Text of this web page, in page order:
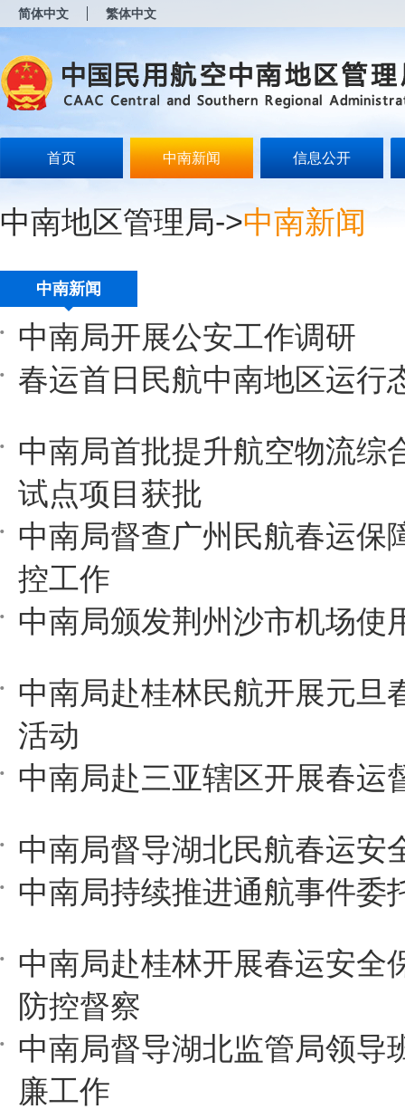
简体中文 繁体中文
首页 中南新闻 信息公开
中南地区管理局->中南新闻
中南新闻
中南局开展公安工作调研
春运首日民航中南地区运行
中南局首批提升航空物流综
试点项目获批
中南局督查广州民航春运保
控工作
中南局颁发荆州沙市机场使
中南局赴桂林民航开展元旦
活动
中南局赴三亚辖区开展春运
中南局督导湖北民航春运安
中南局持续推进通航事件委
中南局赴桂林开展春运安全
防控督察
中南局督导湖北监管局领导
廉工作
开
无
障
说
Alt
导
式